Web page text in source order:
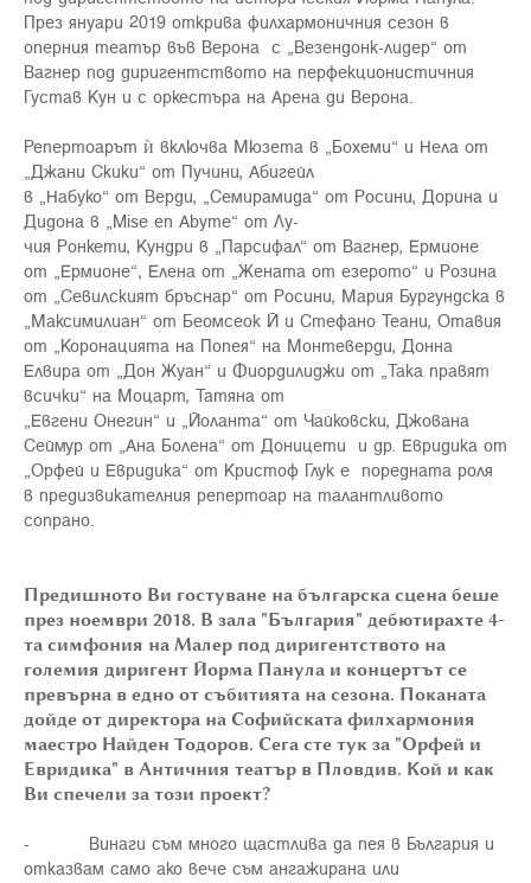
През януари 2019 открива филхармоничния сезон в
оперния театър във Верона с „Везендонк-лидер“ от
Вагнер под диригентството на перфекционистичния
Густав Кун и с оркестъра на Арена ди Верона.
Репертоарът ѝ включва Мюзета в „Бохеми“ и Нела от
„Джани Скики“ от Пучини, Абигейл
в „Набуко“ от Верди, „Семирамида“ от Росини, Дорина и
Дидона в „Mise en Abyme“ от Лу-
чия Ронкети, Кундри в „Парсифал“ от Вагнер, Ермионе
от „Ермионе“, Елена от „Жената от езерото“ и Розина
от „Севилският бръснар“ от Росини, Мария Бургундска в
„Максимилиан“ от Беомсеок Й и Стефано Теани, Отавия
от „Коронацията на Попея“ на Монтеверди, Донна
Елвира от „Дон Жуан“ и Фиордилиджи от „Така правят
всички“ на Моцарт, Татяна от
„Евгени Онегин“ и „Йоланта“ от Чайковски, Джована
Сеймур от „Ана Болена“ от Доницети и др. Евридика от
„Орфей и Евридика“ от Кристоф Глук е поредната роля
в предизвикателния репертоар на талантливото
сопрано.
Предишното Ви гостуване на българска сцена беше
през ноември 2018. В зала "България" дебютирахте 4-
та симфония на Малер под диригентството на
големия диригент Йорма Панула и концертът се
превърна в едно от събитията на сезона. Поканата
дойде от директора на Софийската филхармония
маестро Найден Тодоров. Сега сте тук за "Орфей и
Евридика" в Античния театър в Пловдив. Кой и как
Ви спечели за този проект?
- Винаги съм много щастлива да пея в България и
отказвам само ако вече съм ангажирана или